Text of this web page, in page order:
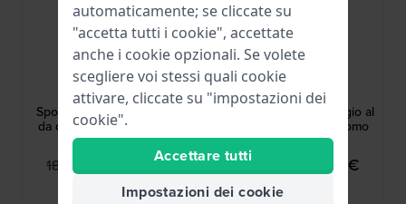
Guess
GW0775L4
Sportstar 38 mm Orologio
da donna blu con giorno-
data
189,00 € 119,95 €
● Disponibile
Guess
GW0793G1
Grayson 44 mm Orologio al
quarzo con data da uomo
179,00 € 114,95 €
● Disponibile
automaticamente; se cliccate su
"accetta tutti i cookie", accettate
anche i cookie opzionali. Se volete
scegliere voi stessi quali cookie
attivare, cliccate su "impostazioni dei
cookie".
Accettare tutti
Impostazioni dei cookie